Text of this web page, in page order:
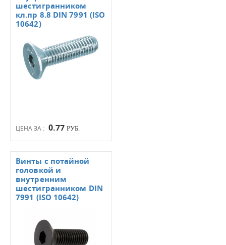
ЦЕНА ЗА : 0.77 РУБ.
шестигранником
кл.пр 8.8 DIN 7991 (ISO
10642)
Винты с потайной
головкой и
внутренним
шестигранником DIN
7991 (ISO 10642)